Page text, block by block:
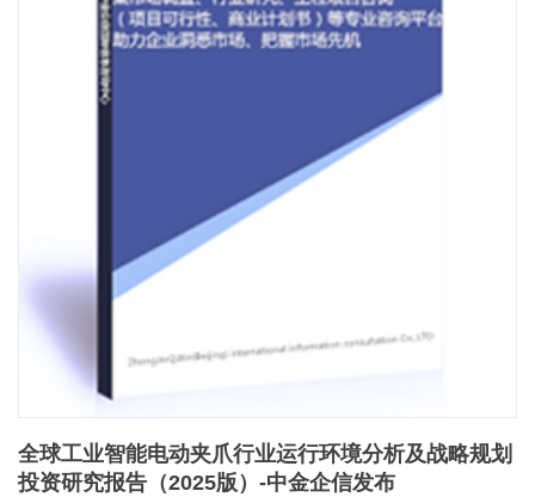
全球工业智能电动夹爪行业运行环境分析及战略规划
投资研究报告（2025版）-中金企信发布